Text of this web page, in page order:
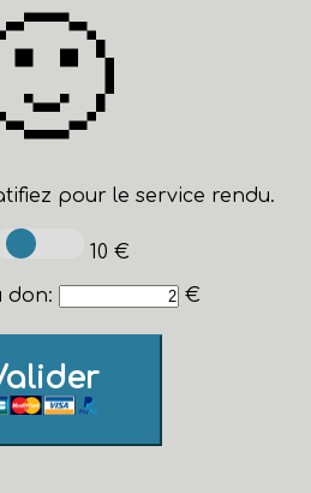
pour le service rendu.
10 €
don:
€